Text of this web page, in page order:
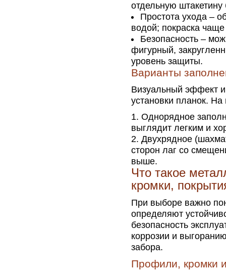
отдельную штакетину
Простота ухода –
водой; покраска чаще
Безопасность –
фигурный,
уровень защиты.
Варианты
Визуальный эффект и
установки планок.
Однорядное
выглядит легким и
Двухрядное
сторон лаг со
выше.
Что такое
кромки,
При выборе важно
определяют
безопасность
коррозии и
забора.
Профили, кромки